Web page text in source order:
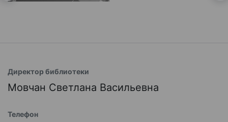
Директор библиотеки
Мовчан Светлана Васильевна
Телефон